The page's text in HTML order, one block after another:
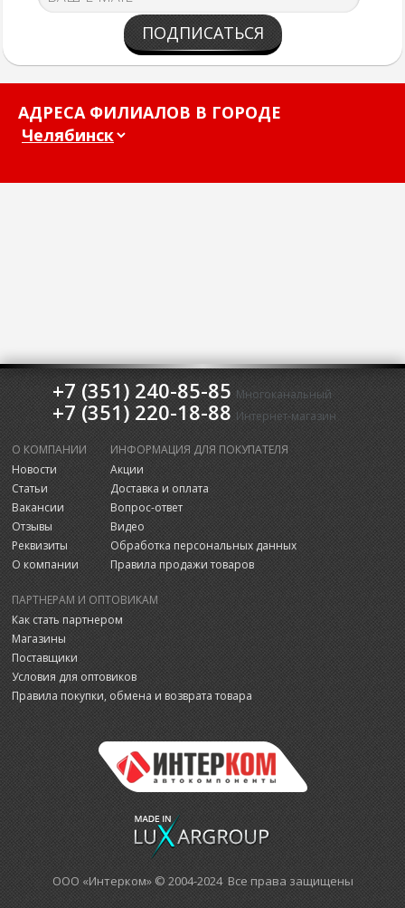
ПОДПИСАТЬСЯ
АДРЕСА ФИЛИАЛОВ В ГОРОДЕ
+7 (351) 240-85-85 Многоканальный
+7 (351) 220-18-88 Интернет-магазин
О КОМПАНИИ
Новости
Статьи
Вакансии
Отзывы
Реквизиты
О компании
ИНФОРМАЦИЯ ДЛЯ ПОКУПАТЕЛЯ
Акции
Доставка и оплата
Вопрос-ответ
Видео
Обработка персональных данных
Правила продажи товаров
ПАРТНЕРАМ И ОПТОВИКАМ
Как стать партнером
Магазины
Поставщики
Условия для оптовиков
Правила покупки, обмена и возврата товара
ООО «Интерком» © 2004-2024 Все права защищены